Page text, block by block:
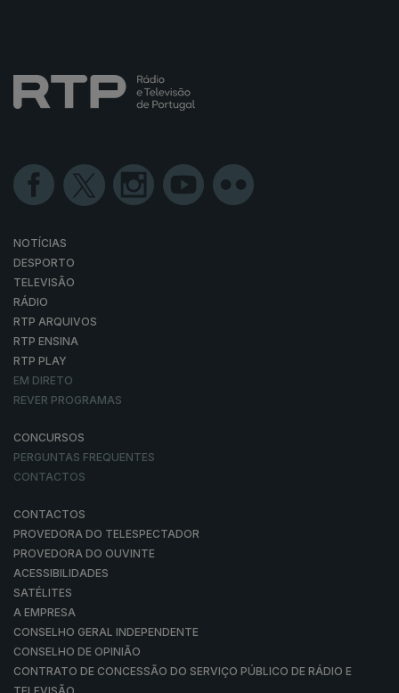
NOTÍCIAS
DESPORTO
TELEVISÃO
RÁDIO
RTP ARQUIVOS
RTP ENSINA
RTP PLAY
EM DIRETO
REVER PROGRAMAS
CONCURSOS
PERGUNTAS FREQUENTES
CONTACTOS
CONTACTOS
PROVEDORA DO TELESPECTADOR
PROVEDORA DO OUVINTE
ACESSIBILIDADES
SATÉLITES
A EMPRESA
CONSELHO GERAL INDEPENDENTE
CONSELHO DE OPINIÃO
CONTRATO DE CONCESSÃO DO SERVIÇO PÚBLICO DE RÁDIO E